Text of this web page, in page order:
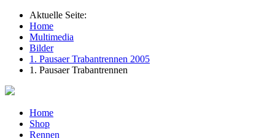
Aktuelle Seite:
Home
Multimedia
Bilder
1. Pausaer Trabantrennen 2005
1. Pausaer Trabantrennen
Home
Shop
Rennen